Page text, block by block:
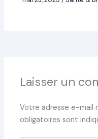
Laisser un
Votre adresse e-mail
obligatoires sont